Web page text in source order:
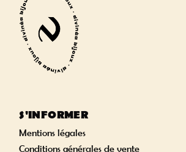
S'INFORMER
Mentions légales
Conditions générales de vente